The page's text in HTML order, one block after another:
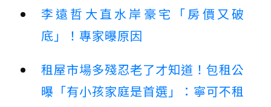
李遠哲大直水岸豪宅「房價又破
底」！專家曝原因
租屋市場多殘忍老了才知道！包租公
曝「有小孩家庭是首選」：寧可不租